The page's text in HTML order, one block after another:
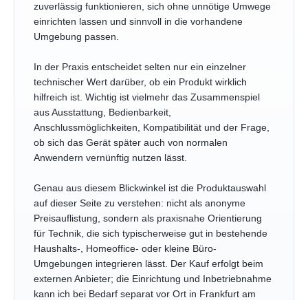
zuverlässig funktionieren, sich ohne unnötige Umwege
einrichten lassen und sinnvoll in die vorhandene
Umgebung passen.
In der Praxis entscheidet selten nur ein einzelner
technischer Wert darüber, ob ein Produkt wirklich
hilfreich ist. Wichtig ist vielmehr das Zusammenspiel
aus Ausstattung, Bedienbarkeit,
Anschlussmöglichkeiten, Kompatibilität und der Frage,
ob sich das Gerät später auch von normalen
Anwendern vernünftig nutzen lässt.
Genau aus diesem Blickwinkel ist die Produktauswahl
auf dieser Seite zu verstehen: nicht als anonyme
Preisauflistung, sondern als praxisnahe Orientierung
für Technik, die sich typischerweise gut in bestehende
Haushalts-, Homeoffice- oder kleine Büro-
Umgebungen integrieren lässt. Der Kauf erfolgt beim
externen Anbieter; die Einrichtung und Inbetriebnahme
kann ich bei Bedarf separat vor Ort in Frankfurt am